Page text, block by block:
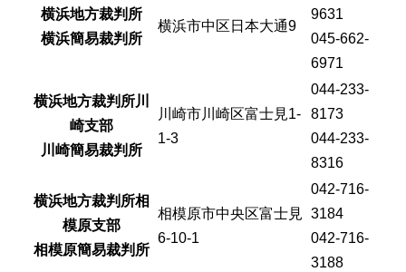
横浜地方裁判所
横浜簡易裁判所
横浜市中区日本大通9
9631
045-662-
6971
横浜地方裁判所川
崎支部
川崎簡易裁判所
川崎市川崎区富士見1-
1-3
044-233-
8173
044-233-
8316
横浜地方裁判所相
模原支部
相模原簡易裁判所
相模原市中央区富士見
6-10-1
042-716-
3184
042-716-
3188